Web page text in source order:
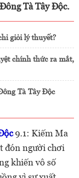
Tà Tây Độc.
giỏi lý thuyết?
chính thức ra mắt,
Tà Tây Độc
9.1: Kiếm Ma
đón người chơi
khiến vô số